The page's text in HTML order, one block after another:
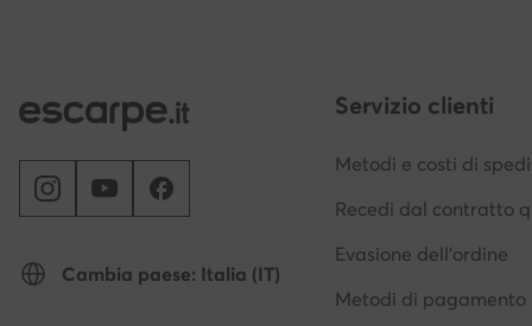
Cambia paese: Italia (IT)
Servizio clienti
Metodi e costi di
Recedi dal contratto
Evasione dell'ordine
Metodi di pagamento